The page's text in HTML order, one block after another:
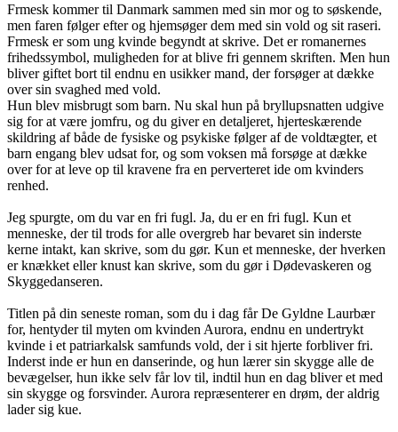
Frmesk kommer til Danmark sammen med sin mor og to søskende,
men faren følger efter og hjemsøger dem med sin vold og sit raseri.
Frmesk er som ung kvinde begyndt at skrive. Det er romanernes
frihedssymbol, muligheden for at blive fri gennem skriften. Men hun
bliver giftet bort til endnu en usikker mand, der forsøger at dække
over sin svaghed med vold.
Hun blev misbrugt som barn. Nu skal hun på bryllupsnatten udgive
sig for at være jomfru, og du giver en detaljeret, hjerteskærende
skildring af både de fysiske og psykiske følger af de voldtægter, et
barn engang blev udsat for, og som voksen må forsøge at dække
over for at leve op til kravene fra en perverteret ide om kvinders
renhed.
Jeg spurgte, om du var en fri fugl. Ja, du er en fri fugl. Kun et
menneske, der til trods for alle overgreb har bevaret sin inderste
kerne intakt, kan skrive, som du gør. Kun et menneske, der hverken
er knækket eller knust kan skrive, som du gør i Dødevaskeren og
Skyggedanseren.
Titlen på din seneste roman, som du i dag får De Gyldne Laurbær
for, hentyder til myten om kvinden Aurora, endnu en undertrykt
kvinde i et patriarkalsk samfunds vold, der i sit hjerte forbliver fri.
Inderst inde er hun en danserinde, og hun lærer sin skygge alle de
bevægelser, hun ikke selv får lov til, indtil hun en dag bliver et med
sin skygge og forsvinder. Aurora repræsenterer en drøm, der aldrig
lader sig kue.